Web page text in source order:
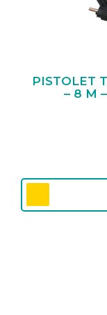
PISTOLET
– 8 M